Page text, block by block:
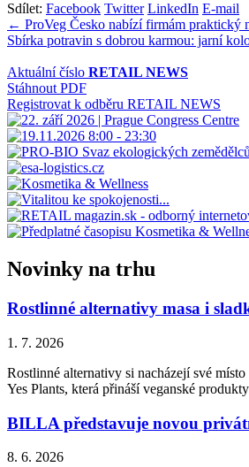
Sdílet: Facebook Twitter LinkedIn E-mail
Navigace
pro
příspěvek
← ProVeg Česko nabízí firmám praktický
Sbírka potravin s dobrou karmou: jarní
Aktuální číslo RETAIL NEWS
Stáhnout PDF
Registrovat k odběru RETAIL NEWS
Novinky na trhu
Rostlinné alternativy masa i
1. 7. 2026
Rostlinné alternativy si nacházejí své
Yes Plants, která přináší veganské
BILLA představuje novou
8. 6. 2026